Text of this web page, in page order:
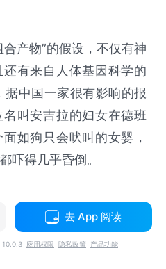
产物”的假设，不仅有神
有来自人体基因科学的
中国一家很有影响的报
叫安吉拉的妇女在德班
如狗只会吠叫的女婴，
吓得几乎昏倒。
去 App 阅读
10.0.3 应用权限 隐私政策 产品功能